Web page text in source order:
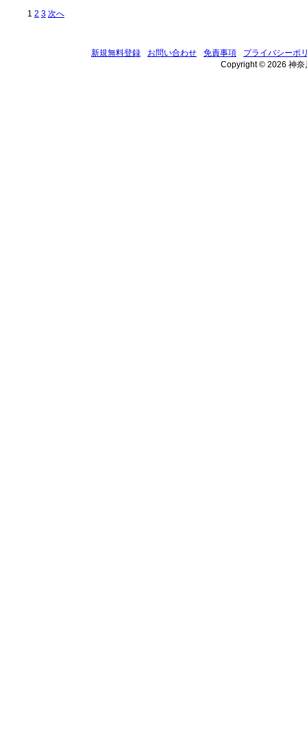
1 2 3 次へ
新規無料登録 お問い合わせ 免責事項
プライバシーポ
Copyright © 2026 神奈